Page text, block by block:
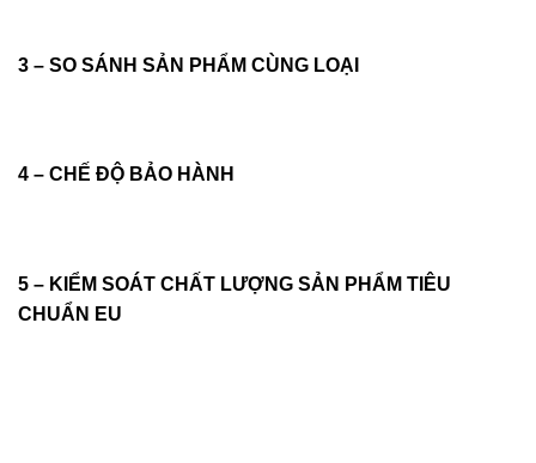
3 – SO SÁNH SẢN PHẨM CÙNG LOẠI
4 – CHẾ ĐỘ BẢO HÀNH
5 – KIỂM SOÁT CHẤT LƯỢNG SẢN PHẨM TIÊU
CHUẨN EU